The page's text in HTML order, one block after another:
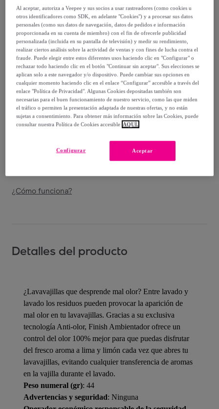
8,99 €
-44%
Vendido porReckitt Limpieza y Cuidado
Entrega
Entrega desde3,99 €
y el14/08
¿Cómo funciona?
Detalles del producto
¿Lavavajillas que desprende mal olor? Entre lavado y
lavado los residuos pueden provocar la aparición de
mal olor en tu lavavajillas. Gracias a su exclusiva
tecnología Anti-olor, Finish Ambientador ofrece un
control del olor 100% mejor para que puedas disfrutar
del fresco aroma a lima y limón cada vez que abres tu
lavavajillas, evitando cualquier transferencia de aromas
en la vajilla durante el lavado.
Peso numeral (gr): 44
Advertencias y seguridad: Ninguna
Al aceptar, autoriza a Veepee y sus socios a usar rastreadores (como cookies u
otros identificadores como SDK, en adelante "Cookies") y a procesar sus datos
personales (como sus datos de navegación, datos de pedidos e información
proporcionada en su cuenta de miembro) con el fin de ofrecerle publicidad
personalizada (incluida en su pantalla de televisión) y medir su rendimiento,
realizar ciertos análisis sobre la actividad de ventas y con fines de lucha contra el
fraude. Puede elegir entre estos diferentes usos haciendo clic en "Configurar" o
rechazar todo haciendo clic en el botón "Continuar sin aceptar". Sus elecciones se
aplican solo a este navegador y/o dispositivo. Puede cambiar sus opciones en
cualquier momento haciendo clic en el enlace “Configurar” accesible a través del
enlace "Política de Privacidad". Algunas Cookies depositadas también son
necesarias para el buen funcionamiento de nuestro servicio, como las que miden
el tráfico o permiten la presentación adaptada de nuestras ofertas, y no están
sujetas a consentimiento. Para obtener más información sobre las Cookies, puede
consultar nuestra Política de Cookies accesible AQUÍ.
Aceptar
Configurar